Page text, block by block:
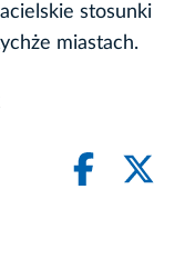
stosunki
miastach.